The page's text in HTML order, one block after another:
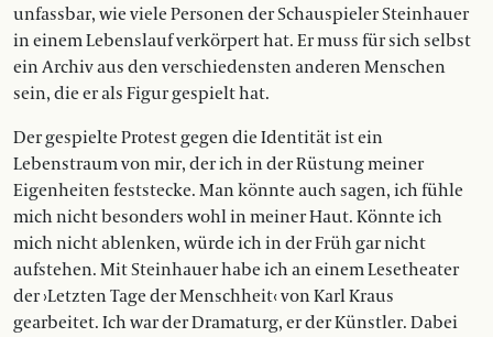
unfassbar, wie viele Personen der Schauspieler Steinhauer
in einem Lebenslauf verkörpert hat. Er muss für sich selbst
ein Archiv aus den verschiedensten anderen Menschen
sein, die er als Figur gespielt hat.
Der gespielte Protest gegen die Identität ist ein
Lebenstraum von mir, der ich in der Rüstung meiner
Eigenheiten feststecke. Man könnte auch sagen, ich fühle
mich nicht besonders wohl in meiner Haut. Könnte ich
mich nicht ablenken, würde ich in der Früh gar nicht
aufstehen. Mit Steinhauer habe ich an einem Lesetheater
der ›Letzten Tage der Menschheit‹ von Karl Kraus
gearbeitet. Ich war der Dramaturg, er der Künstler. Dabei